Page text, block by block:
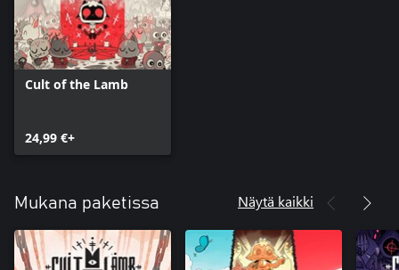
Cult of the Lamb
24,99 €+
Mukana paketissa Näytä kaikki